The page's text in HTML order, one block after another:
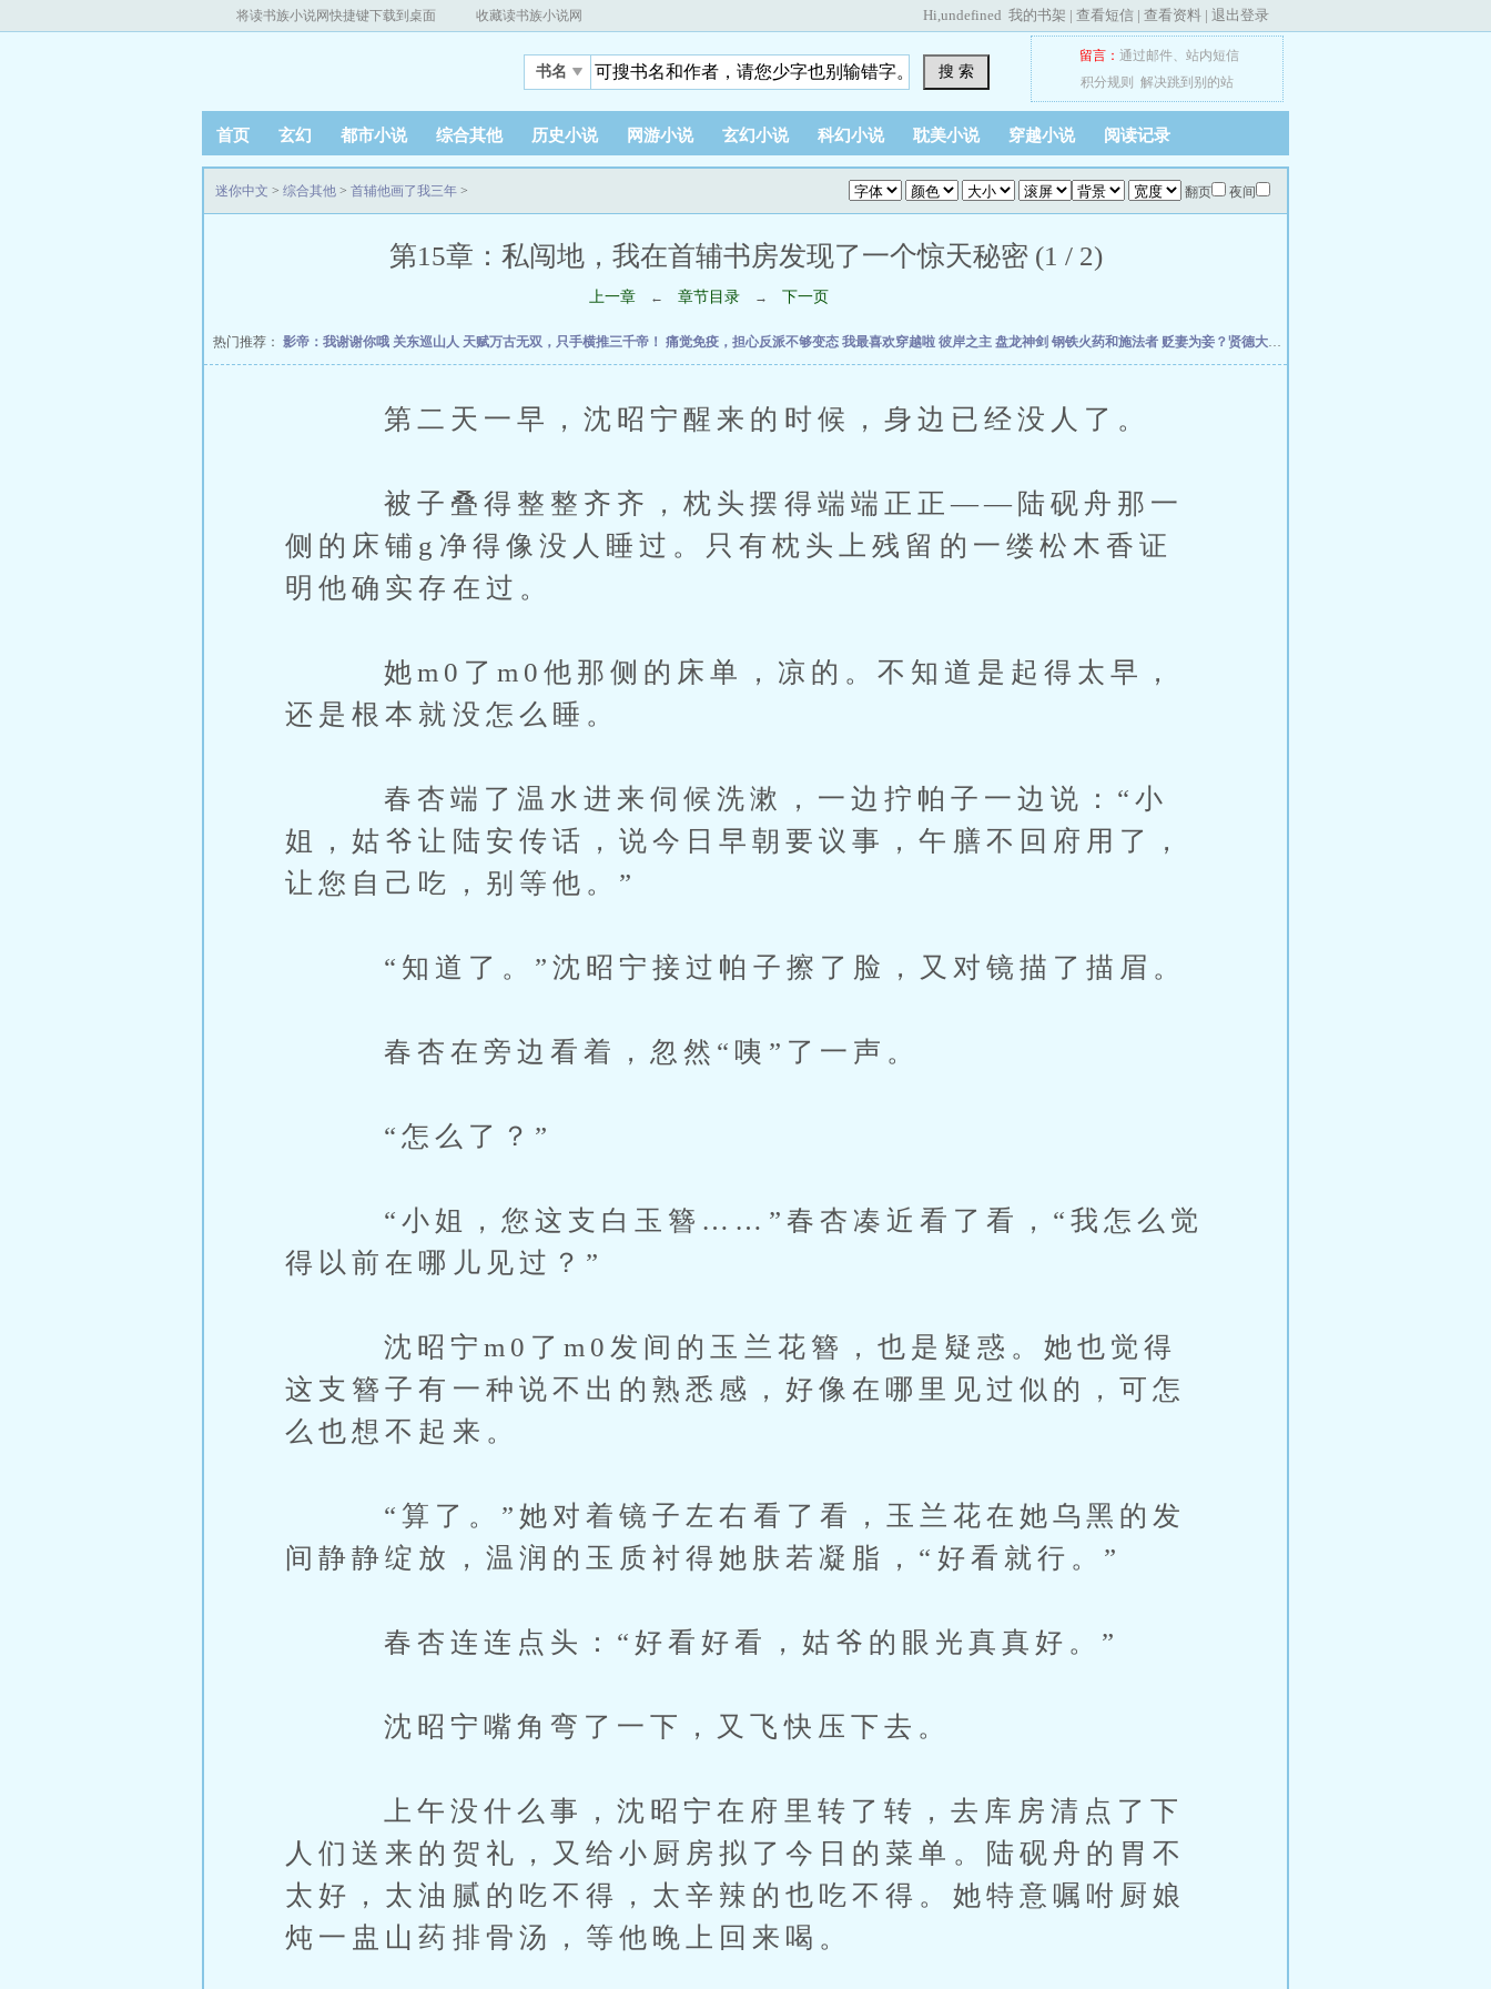
将读书族小说网快捷键下载到桌面 收藏读书族小说网 Hi,undefined 我的书架 | 查看短信 | 查看资料 | 退出登录
书名 搜 索
留言： 通过邮件、 站内短信
积分规则
解决跳到别的站
首页 玄幻 都市小说 综合其他 历史小说 网游小说 玄幻小说 科幻小说 耽美小说 穿越小说 阅读记录
翻页 夜间
迷你中文 > 综合其他 > 首辅他画了我三年 >
第15章：私闯地，我在首辅书房发现了一个惊天秘密 (1 / 2)
上一章 ← 章节目录 → 下一页
热门推荐： 影帝：我谢谢你哦 关东巡山人 天赋万古无双，只手横推三千帝！ 痛觉免疫，担心反派不够变态 我最喜欢穿越啦 彼岸之主 盘龙神剑 钢铁火药和施法者 贬妻为妾？贤德大妇她掀桌了
第二天一早，沈昭宁醒来的时候，身边已经没人了。
被子叠得整整齐齐，枕头摆得端端正正——陆砚舟那一
侧的床铺g净得像没人睡过。只有枕头上残留的一缕松木香证
明他确实存在过。
她m0了m0他那侧的床单，凉的。不知道是起得太早，
还是根本就没怎么睡。
春杏端了温水进来伺候洗漱，一边拧帕子一边说：“小
姐，姑爷让陆安传话，说今日早朝要议事，午膳不回府用了，
让您自己吃，别等他。”
“知道了。”沈昭宁接过帕子擦了脸，又对镜描了描眉。
春杏在旁边看着，忽然“咦”了一声。
“怎么了？”
“小姐，您这支白玉簪……”春杏凑近看了看，“我怎么觉
得以前在哪儿见过？”
沈昭宁m0了m0发间的玉兰花簪，也是疑惑。她也觉得
这支簪子有一种说不出的熟悉感，好像在哪里见过似的，可怎
么也想不起来。
“算了。”她对着镜子左右看了看，玉兰花在她乌黑的发
间静静绽放，温润的玉质衬得她肤若凝脂，“好看就行。”
春杏连连点头：“好看好看，姑爷的眼光真真好。”
沈昭宁嘴角弯了一下，又飞快压下去。
上午没什么事，沈昭宁在府里转了转，去库房清点了下
人们送来的贺礼，又给小厨房拟了今日的菜单。陆砚舟的胃不
太好，太油腻的吃不得，太辛辣的也吃不得。她特意嘱咐厨娘
炖一盅山药排骨汤，等他晚上回来喝。